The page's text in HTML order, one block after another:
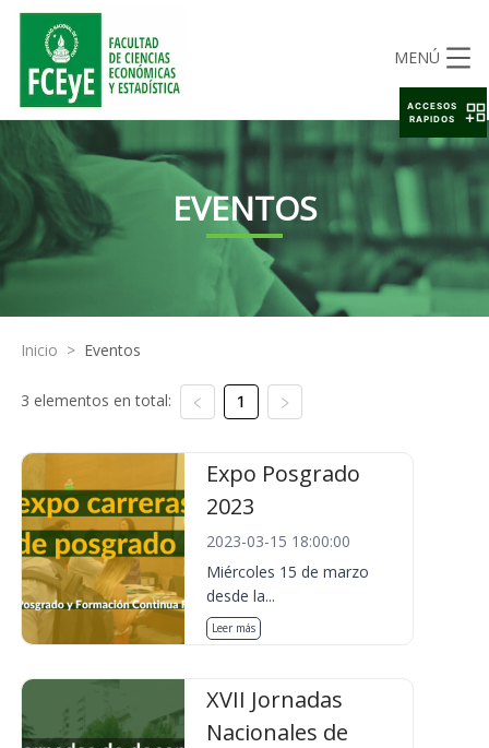
MENÚ
EVENTOS
Inicio > Eventos
3 elementos en total: 1
Expo Posgrado
2023
2023-03-15 18:00:00
Miércoles 15 de marzo
desde la...
Leer más
XVII Jornadas
Nacionales de
ACCESOS
RAPIDOS